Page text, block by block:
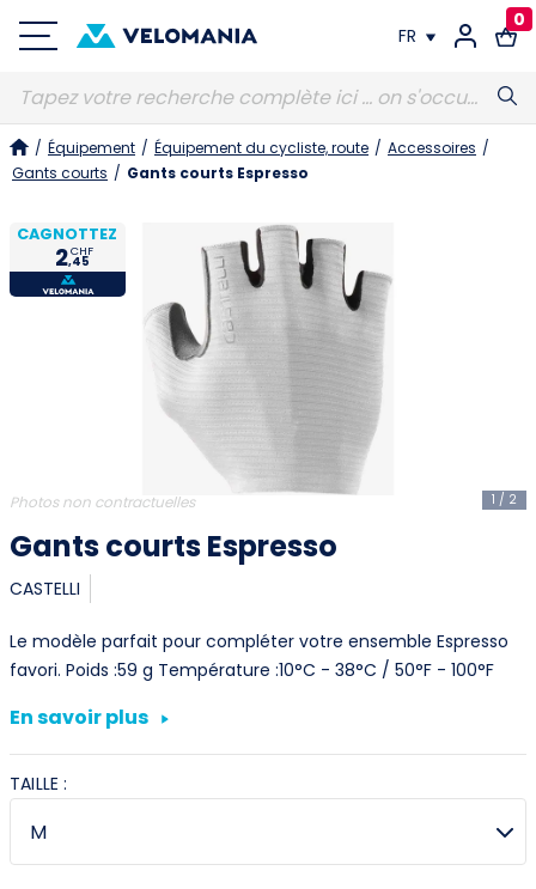
FR
FR
DE
0
/ Équipement / Équipement du cycliste, route / Accessoires /
Gants courts / Gants courts Espresso
CAGNOTTEZ
2,45
CHF
1 / 2
Photos non contractuelles
Gants courts Espresso
CASTELLI
Le modèle parfait pour compléter votre ensemble Espresso
favori. Poids :59 g Température :10°C - 38°C / 50°F - 100°F
En savoir plus
TAILLE :